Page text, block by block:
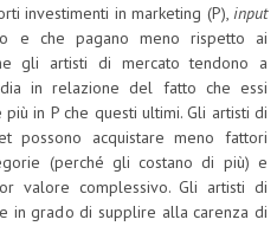
investimenti in marketing (P), input
e che pagano meno rispetto ai
gli artisti di mercato tendono a
in relazione del fatto che essi
in P che questi ultimi. Gli artisti di
possono acquistare meno fattori
(perché gli costano di più) e
valore complessivo. Gli artisti di
in grado di supplire alla carenza di